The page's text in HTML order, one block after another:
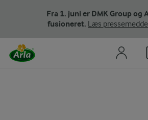
Fra 1. juni er DMK Group og
fusioneret. Læs